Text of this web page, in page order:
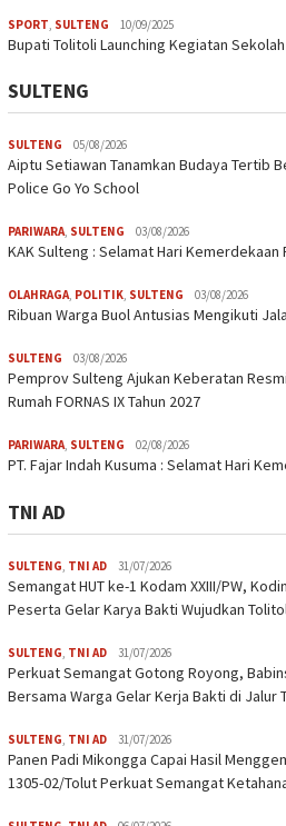
SPORT SULTENG 10/09/2025
Bupati Tolitoli Launching Kegiatan
SULTENG
SULTENG 05/08/2026
Aiptu Setiawan Tanamkan Budaya Tertib
Police Go Yo School
PARIWARA, SULTENG 03/08/2026
KAK Sulteng : Selamat Hari Kemerdekaan
OLAHRAGA, POLITIK, SULTENG 03/08/2026
Ribuan Warga Buol Antusias Mengikuti
SULTENG 03/08/2026
Pemprov Sulteng Ajukan Keberatan
Rumah FORNAS IX Tahun 2027
PARIWARA, SULTENG 02/08/2026
PT. Fajar Indah Kusuma : Selamat Hari
TNI AD
SULTENG TNI AD 31/07/2026
Semangat HUT ke-1 Kodam XXIII/PW,
Peserta Gelar Karya Bakti Wujudkan
SULTENG TNI AD 31/07/2026
Perkuat Semangat Gotong Royong,
Bersama Warga Gelar Kerja Bakti di Jalur
SULTENG TNI AD 31/07/2026
Panen Padi Mikongga Capai Hasil
1305-02/Tolut Perkuat Semangat